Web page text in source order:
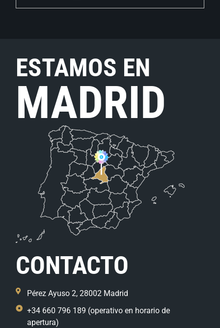
ESTAMOS EN
MADRID
CONTACTO
Pérez Ayuso 2, 28002 Madrid
+34 660 796 189 (operativo en horario de
apertura)